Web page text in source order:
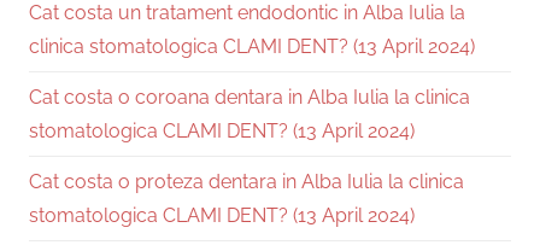
Cat costa un tratament endodontic in Alba Iulia la
clinica stomatologica CLAMI DENT? (13 April 2024)
Cat costa o coroana dentara in Alba Iulia la clinica
stomatologica CLAMI DENT? (13 April 2024)
Cat costa o proteza dentara in Alba Iulia la clinica
stomatologica CLAMI DENT? (13 April 2024)